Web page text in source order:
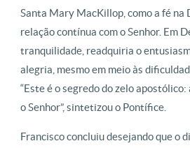
Santa Mary MacKillop, como a fé na
relação contínua com o Senhor. Em
tranquilidade, readquiria o
alegria, mesmo em meio às
“Este é o segredo do zelo
o Senhor”, sintetizou o Pontífice.
Francisco concluiu desejando que o